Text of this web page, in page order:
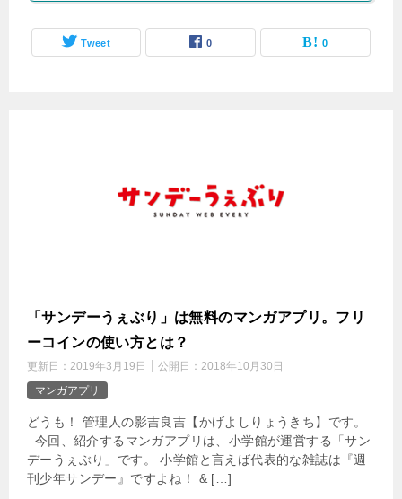
Tweet 0 0
「サンデーうぇぶり」は無料のマンガアプリ。フリ
ーコインの使い方とは？
更新日： 2019年3月19日 公開日： 2018年10月30日
マンガアプリ
どうも！ 管理人の影吉良吉【かげよしりょうきち】です。
今回、紹介するマンガアプリは、小学館が運営する「サン
デーうぇぶり」です。 小学館と言えば代表的な雑誌は『週
刊少年サンデー』ですよね！ & […]